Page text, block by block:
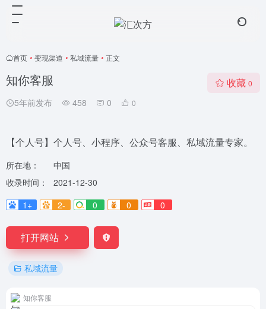
首页 • 变现渠道 • 私域流量 • 正文
知你客服
5年前发布 458 0 0
收藏 0
【个人号】个人号、小程序、公众号客服、私域流量专家。
所在地：
中国
收录时间：
2021-12-30
1+
2- 0 0 0
打开网站
私域流量
知你客服